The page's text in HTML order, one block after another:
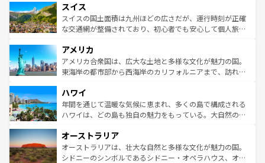
れる地方に足を運ぶとそれぞれで全く異なる文化を体験で
きるだろう。 なお、新着のフランス情報はコンテンツ一覧
を参照してほしい。
は、お酒好きな人にはぜひ体験してほしい。 なお、新着の
ドイツ情報はコンテンツ一覧を参照してほしい。
リアごとに異なる魅力がある。また、優雅なアフタヌーン
ティー、ビール好きにはたまらない英国パブ、サッカー観
戦など、本場だからこそできる体験も豊富。イギリスを旅
ンツ一覧を参照してほしい。
スイス
スイスの国土面積は九州ほどの広さだが、運行時刻が正確
な交通網が整備されており、初心者でも安心して個人旅行
の建物がそのまま残る町や、スイスならではのユニークな
博物館もあり、アルプス観光だけでなく町歩きも満喫する
ことができる。国民の所得が高いため物価も高いが、旅行
ば市内交通費無料で観光を楽しむこともできる。 なお、新
着のスイス情報はコンテンツ一覧 を参照してほしい。
アメリカ
アメリカ合衆国は、広大な土地と多様な文化が魅力の国。
東海岸の都市部から西海岸のカリフォルニアまで、訪れる
のような巨大都市は、観光、ショッピング、エンターテイ
ンメントが詰まった刺激的なスポットだ。一方、アメリカ
西部には大自然が広がり、グランドキャニオンやイエロー
部のニューオーリンズでは、音楽と美食が融合した独特の
文化が魅力。旅行者はアメリカの各地域で異なる魅力を楽
しみながら、その多様性と豊かな歴史を感じることができ
ハワイ
年間を通じて温暖な気候に恵まれ、多くの島で構成される
ハワイは、どの島も独自の魅力をもっている。大自然の神
ワイ島は見逃せない。また、定番の観光地といえばオアフ
島だが、静かな自然を求めるならマウイ島やカウアイ島が
おすすめ。エメラルドグリーンに輝く海をはじめ、豊かな
オーストラリア
オーストラリアは、壮大な自然と多様な文化が魅力の国。
シドニーのシンボルであるシドニー・オペラハウス、オー